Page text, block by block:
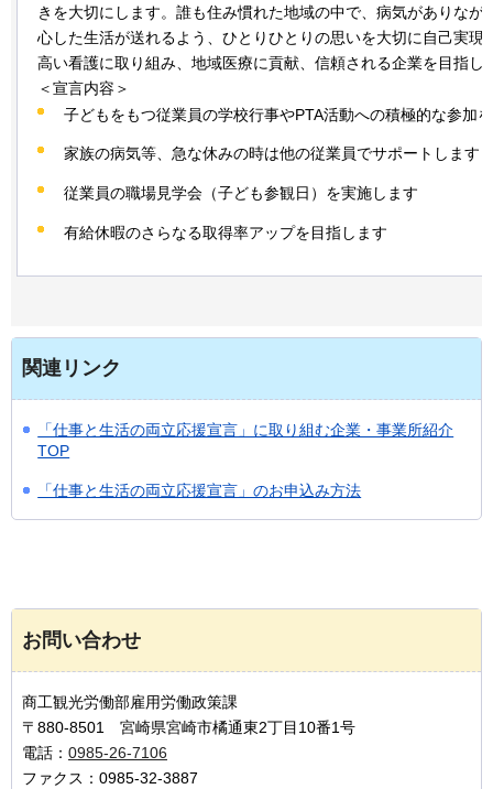
きを大切にします。誰も住み慣れた地域の中で、病気がありなが
心した生活が送れるよう、ひとりひとりの思いを大切に自己実現
高い看護に取り組み、地域医療に貢献、信頼される企業を目指し
＜宣言内容＞
子どもをもつ従業員の学校行事やPTA活動への積極的な参加
家族の病気等、急な休みの時は他の従業員でサポートします
従業員の職場見学会（子ども参観日）を実施します
有給休暇のさらなる取得率アップを目指します
関連リンク
「仕事と生活の両立応援宣言」に取り組む企業・事業所紹介
TOP
「仕事と生活の両立応援宣言」のお申込み方法
お問い合わせ
商工観光労働部雇用労働政策課
〒880-8501 宮崎県宮崎市橘通東2丁目10番1号
電話： 0985-26-7106
ファクス：0985-32-3887